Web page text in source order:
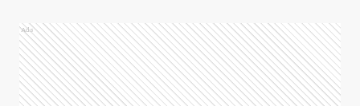
Ads